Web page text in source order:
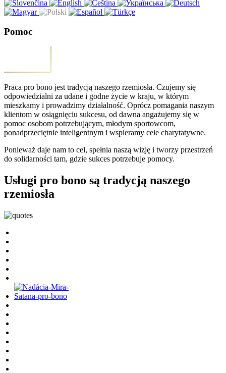
Pomoc
Praca pro bono jest tradycją naszego rzemiosła. Czujemy się
odpowiedzialni za udane i godne życie w kraju, w którym
mieszkamy i prowadzimy działalność. Oprócz pomagania naszym
klientom w osiągnięciu sukcesu, od dawna angażujemy się w
pomoc osobom potrzebującym, młodym sportowcom,
ponadprzeciętnie inteligentnym i wspieramy cele charytatywne.
Ponieważ daje nam to cel, spełnia naszą wizję i tworzy przestrzeń
do solidarności tam, gdzie sukces potrzebuje pomocy.
Usługi pro bono są tradycją naszego
rzemiosła